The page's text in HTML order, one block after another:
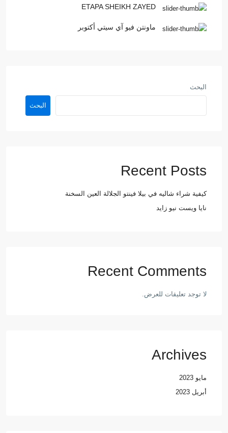
ETAPA SHEIKH ZAYED
ماونتن فيو آي سيتي أكتوبر
البحث
البحث
Recent Posts
كيفية شراء شاليه في بيلا فينتو الجلالة العين السخنة
نايا ويست نيو زايد
Recent Comments
لا توجد تعليقات للعرض.
Archives
مايو 2023
أبريل 2023